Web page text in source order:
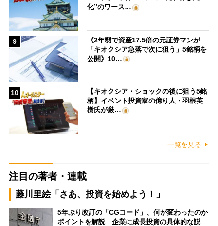
化”のワース…
9
《2年弱で資産17.5倍の元証券マンが
「キオクシア急落で次に狙う」5銘柄を
公開》10…
10
【キオクシア・ショックの後に狙う5銘
柄】イベント投資家の億り人・羽根英
樹氏が厳…
一覧を見る
注目の著者・連載
藤川里絵「さあ、投資を始めよう！」
5年ぶり改訂の「CGコード」、何が変わったのか
ポイントを解説 企業に成長投資の具体的な説